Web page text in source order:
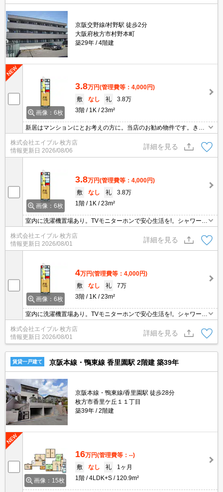
京阪交野線/村野駅 徒歩2分
大阪府枚方市村野本町
築29年
4階建
画像：6枚
3.8万円(管理費等：4,000円)
敷
なし 礼
3.8万
3階
1K 23m²
新居はマンションにとお考えの方に。当店のお勧め物件です。きっ
と気に入っていただけるはず。室内に洗濯機置場あり。
株式会社エイブル 枚方店
情報更新日 2026/08/06
詳細を見る
画像：6枚
3.8万円(管理費等：4,000円)
敷
なし 礼
3.8万
1階
1K 23m²
室内に洗濯機置場あり。TVモニターホンで安心生活を!。シャワー付
独立洗面台。
株式会社エイブル 枚方店
情報更新日 2026/08/01
詳細を見る
画像：6枚
4万円(管理費等：4,000円)
敷
なし 礼
7万
3階
1K 23m²
室内に洗濯機置場あり。TVモニターホンで安心生活を!。シャワー付
独立洗面台。
株式会社エイブル 枚方店
情報更新日 2026/08/01
詳細を見る
賃貸一戸建て 京阪本線・鴨東線 香里園駅 2階建 築39年
京阪本線・鴨東線/香里園駅 徒歩28分
枚方市香里ケ丘１１丁目
築39年
2階建
画像：15枚
16万円(管理費等：--)
敷
なし 礼
1ヶ月
1階
4LDK+S 120.9m²